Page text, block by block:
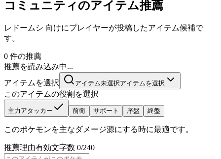
コミュニティのアイテム推薦
レドームシ 向けにプレイヤーが投稿したアイテム候補で
す。
0 件の推薦
推薦を読み込み中...
アイテムを選択
アイテム未選択アイテムを選択
このアイテムの役割を選択
主力アタッカー 前衛 サポート 序盤 終盤
このポケモンを主なダメージ源にする時に最適です。
推薦理由有効文字数 0/240